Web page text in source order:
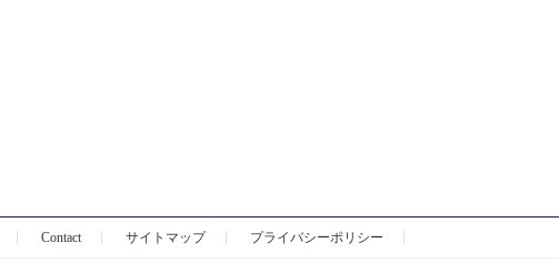
Contact サイトマップ プライバシーポリシー